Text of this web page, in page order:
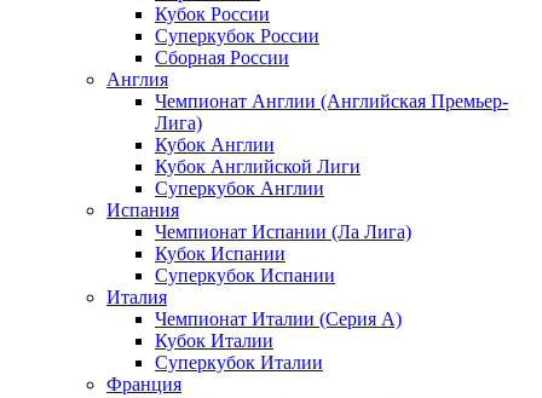
Кубок России
Суперкубок России
Сборная России
Англия
Чемпионат Англии (Английская Премьер-
Лига)
Кубок Англии
Кубок Английской Лиги
Суперкубок Англии
Испания
Чемпионат Испании (Ла Лига)
Кубок Испании
Суперкубок Испании
Италия
Чемпионат Италии (Серия А)
Кубок Италии
Суперкубок Италии
Франция